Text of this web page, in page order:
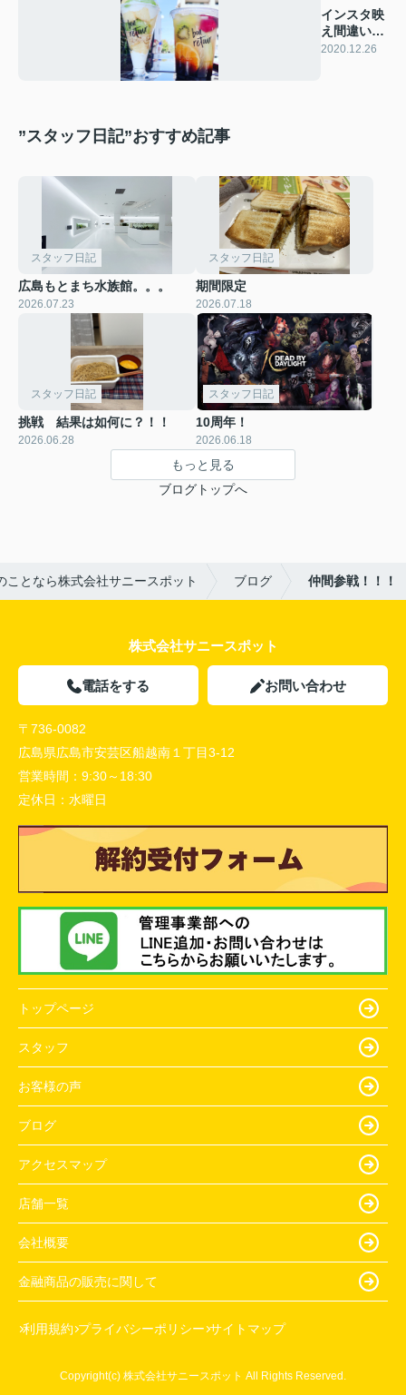
インスタ映
え間違いな
いです(*^-
2020.12.26
”スタッフ日記”おすすめ記事
スタッフ日記
広島もとまち水族館。。。
2026.07.23
スタッフ日記
期間限定
2026.07.18
スタッフ日記
挑戦 結果は如何に？！！
2026.06.28
スタッフ日記
10周年！
2026.06.18
もっと見る
ブログトップへ
となら株式会社サニースポット ブログ 仲間参戦！！！
株式会社サニースポット
電話をする お問い合わせ
〒736-0082
広島県広島市安芸区船越南１丁目3-12
営業時間： 9:30～18:30
定休日： 水曜日
トップページ
スタッフ
お客様の声
ブログ
アクセスマップ
店舗一覧
会社概要
金融商品の販売に関して
利用規約 プライバシーポリシー サイトマップ
Copyright(c) 株式会社サニースポット All Rights Reserved.